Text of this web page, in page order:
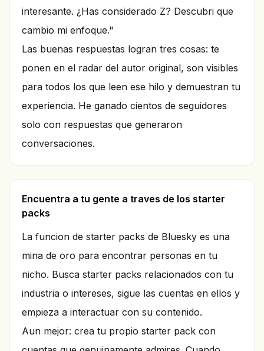
interesante. ¿Has considerado Z? Descubri que
cambio mi enfoque."
Las buenas respuestas logran tres cosas: te
ponen en el radar del autor original, son visibles
para todos los que leen ese hilo y demuestran tu
experiencia. He ganado cientos de seguidores
solo con respuestas que generaron
conversaciones.
Encuentra a tu gente a traves de los starter
packs
La funcion de starter packs de Bluesky es una
mina de oro para encontrar personas en tu
nicho. Busca starter packs relacionados con tu
industria o intereses, sigue las cuentas en ellos y
empieza a interactuar con su contenido.
Aun mejor: crea tu propio starter pack con